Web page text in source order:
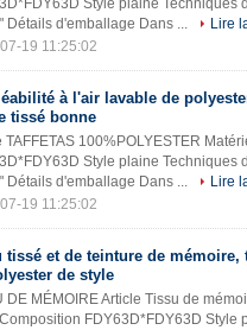
Style plaine Techniques
Détails d'emballage Dans ...
Lire
19 11:25:02
à l'air lavable de
tissé bonne
TAFFETAS 100%POLYESTER
Style plaine Techniques
Détails d'emballage Dans ...
Lire
19 11:25:02
tissé et de teinture de
de style
DE MÉMOIRE Article Tissu de
FDY63D*FDY63D Style